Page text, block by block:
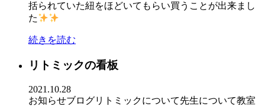
括られていた紐をほどいてもらい買うことが出来まし
た
続きを読む
リトミックの看板
2021.10.28
お知らせブログリトミックについて先生について教室